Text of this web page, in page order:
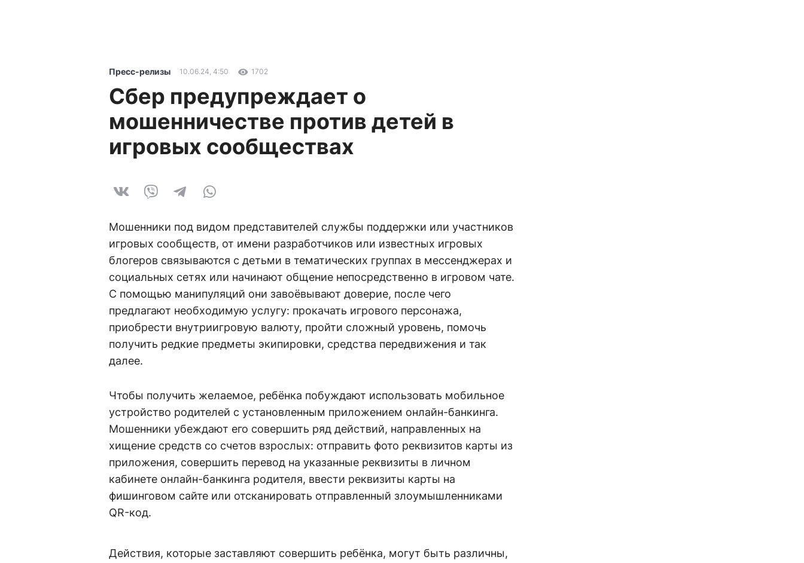
Пресс-релизы 10.06.24, 4:50 1702
Сбер предупреждает о
мошенничестве против детей в
игровых сообществах
Мошенники под видом представителей службы поддержки или участников
игровых сообществ, от имени разработчиков или известных игровых
блогеров связываются с детьми в тематических группах в мессенджерах и
социальных сетях или начинают общение непосредственно в игровом чате.
С помощью манипуляций они завоёвывают доверие, после чего
предлагают необходимую услугу: прокачать игрового персонажа,
приобрести внутриигровую валюту, пройти сложный уровень, помочь
получить редкие предметы экипировки, средства передвижения и так
далее.
Чтобы получить желаемое, ребёнка побуждают использовать мобильное
устройство родителей с установленным приложением онлайн-банкинга.
Мошенники убеждают его совершить ряд действий, направленных на
хищение средств со счетов взрослых: отправить фото реквизитов карты из
приложения, совершить перевод на указанные реквизиты в личном
кабинете онлайн-банкинга родителя, ввести реквизиты карты на
фишинговом сайте или отсканировать отправленный злоумышленниками
QR-код.
Действия, которые заставляют совершить ребёнка, могут быть различны,